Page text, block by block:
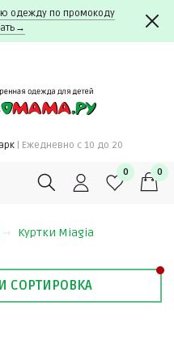
одежду по промокоду
| Ежедневно c 10 до 20
0 0
Куртки Miagia
СОРТИРОВКА